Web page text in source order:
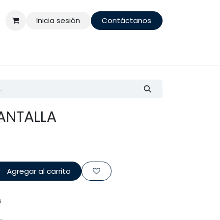
Inicia sesión Contáctanos
Agregar al carrito